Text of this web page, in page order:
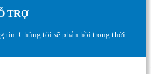
TRỢ
tin. Chúng tôi sẽ phản hồi trong thời